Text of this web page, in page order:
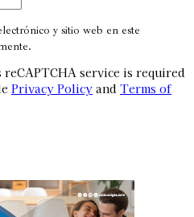
y sitio web en este
service is required
Privacy Policy and Terms of